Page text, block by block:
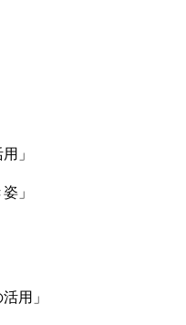
」
」
用」